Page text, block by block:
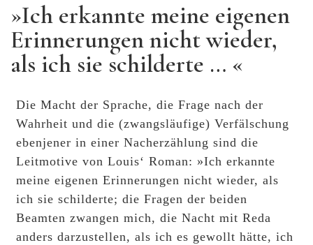
»Ich erkannte meine eigenen
Erinnerungen nicht wieder,
als ich sie schilderte … «
Die Macht der Sprache, die Frage nach der
Wahrheit und die (zwangsläufige) Verfälschung
ebenjener in einer Nacherzählung sind die
Leitmotive von Louis‘ Roman: »Ich erkannte
meine eigenen Erinnerungen nicht wieder, als
ich sie schilderte; die Fragen der beiden
Beamten zwangen mich, die Nacht mit Reda
anders darzustellen, als ich es gewollt hätte, ich